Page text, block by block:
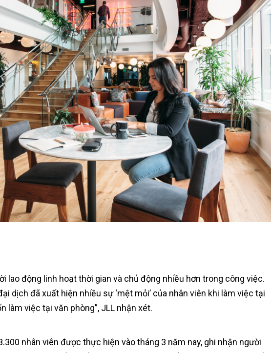
lao động linh hoạt thời gian và chủ động nhiều hơn trong công việc.
dịch đã xuất hiện nhiều sự ‘mệt mỏi’ của nhân viên khi làm việc tại
làm việc tại văn phòng”, JLL nhận xét.
nhân viên được thực hiện vào tháng 3 năm nay, ghi nhận người